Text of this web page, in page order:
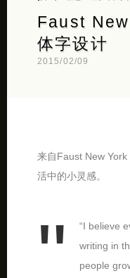
Faust
体字设计
2015/02/09
来自Faust New
活中的小灵感。
“I believe
writing in
people